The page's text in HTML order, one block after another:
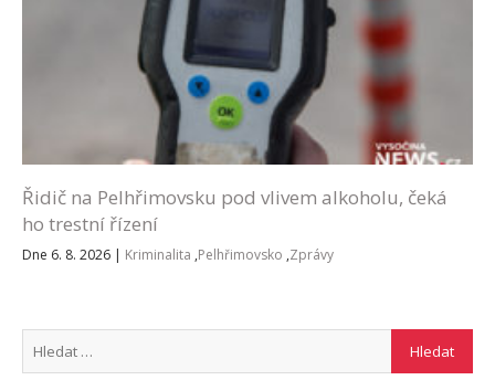
Řidič na Pelhřimovsku pod vlivem alkoholu, čeká
ho trestní řízení
Dne 6. 8. 2026 | Kriminalita ,Pelhřimovsko ,Zprávy